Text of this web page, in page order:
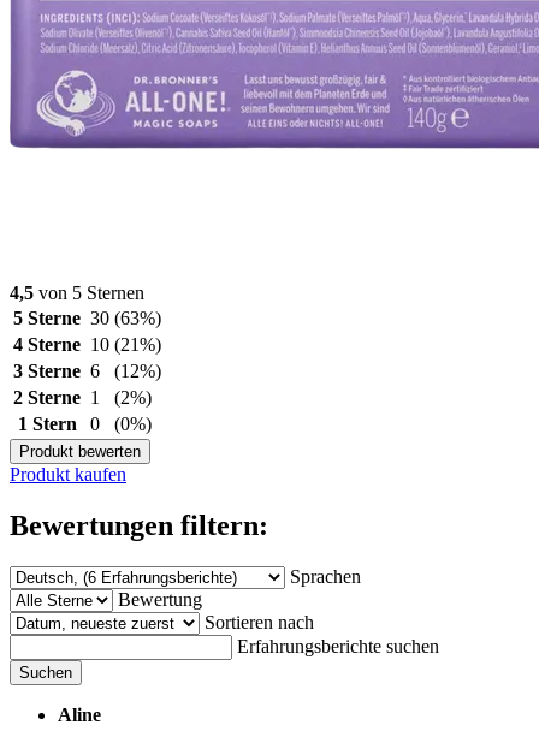
4,5 von 5 Sternen
5 Sterne 30 (63%)
4 Sterne 10 (21%)
3 Sterne 6
(12%)
2 Sterne 1
(2%)
1 Stern
0 (0%)
Produkt bewerten
Produkt kaufen
Bewertungen filtern:
Sprachen
Bewertung
Sortieren nach
Erfahrungsberichte suchen
Suchen
Aline